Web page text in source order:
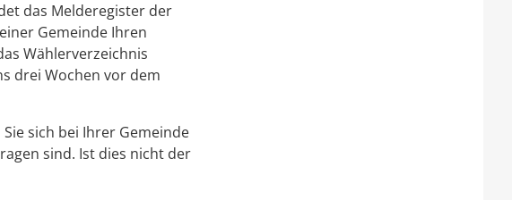
das Melderegister der
Gemeinde Ihren
Wählerverzeichnis
drei Wochen vor dem
sich bei Ihrer Gemeinde
sind. Ist dies nicht der